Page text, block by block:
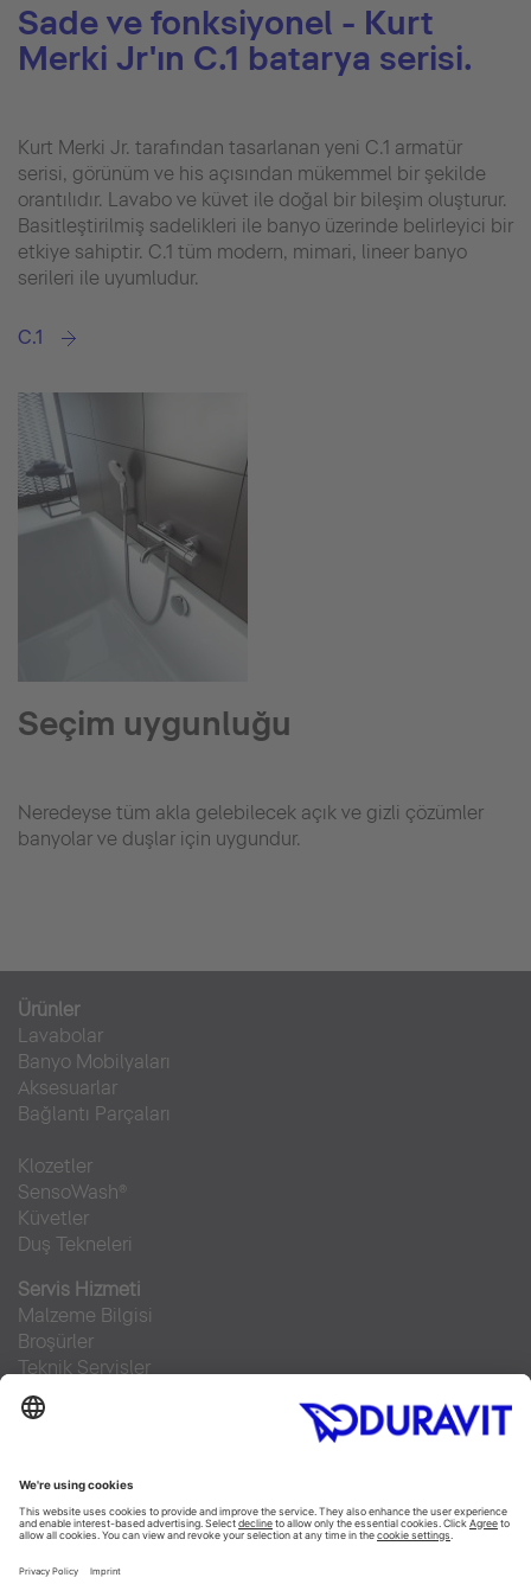
Sade ve fonksiyonel - Kurt
Merki Jr'ın C.1 batarya serisi.
Kurt Merki Jr. tarafından tasarlanan yeni C.1 armatür
serisi, görünüm ve his açısından mükemmel bir şekilde
orantılıdır. Lavabo ve küvet ile doğal bir bileşim oluşturur.
Basitleştirilmiş sadelikleri ile banyo üzerinde belirleyici bir
etkiye sahiptir. C.1 tüm modern, mimari, lineer banyo
serileri ile uyumludur.
C.1
Seçim uygunluğu
Neredeyse tüm akla gelebilecek açık ve gizli çözümler
banyolar ve duşlar için uygundur.
Ürünler
Lavabolar
Banyo Mobilyaları
Aksesuarlar
Bağlantı Parçaları
Klozetler
SensoWash®
Küvetler
Duş Tekneleri
Servis Hizmeti
Malzeme Bilgisi
Broşürler
Teknik Servisler
Sıkça sorulan sorular
Facebook
Instagram
Pinterest
RSS-Feed